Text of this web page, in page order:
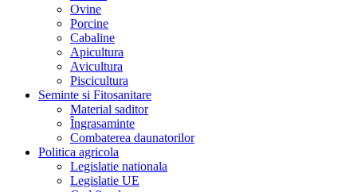
Ovine
Porcine
Cabaline
Apicultura
Avicultura
Piscicultura
Seminte si Fitosanitare
Material saditor
Îngrasaminte
Combaterea daunatorilor
Politica agricola
Legislatie nationala
Legislatie UE